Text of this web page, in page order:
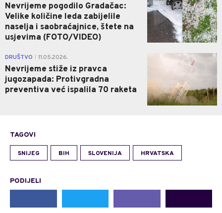
Nevrijeme pogodilo Gradačac:
Velike količine leda zabijelile
naselja i saobraćajnice, štete na
usjevima (FOTO/VIDEO)
DRUŠTVO 11.05.2026.
Nevrijeme stiže iz pravca
jugozapada: Protivgradna
preventiva već ispalila 70 raketa
0
TAGOVI
SNIJEG BIH SLOVENIJA HRVATSKA
PODIJELI